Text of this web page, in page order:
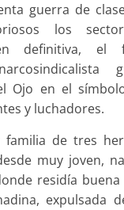
guerra de
los
definitiva, el
Ojo en el
y luchadores.
de tres
muy joven,
residía
expulsada